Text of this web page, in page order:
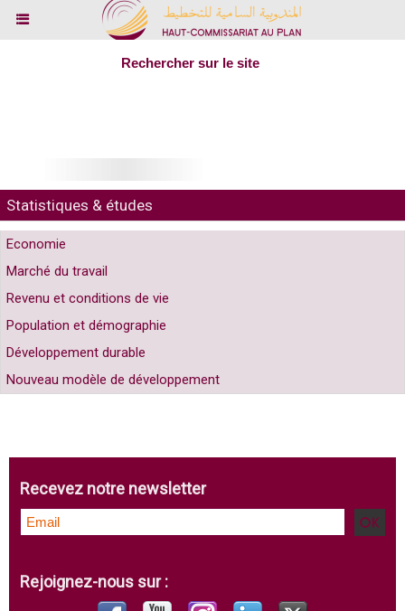
Rechercher sur le site
Statistiques & études
Economie
Marché du travail
Revenu et conditions de vie
Population et démographie
Développement durable
Nouveau modèle de développement
Recevez notre newsletter
Rejoignez-nous sur :